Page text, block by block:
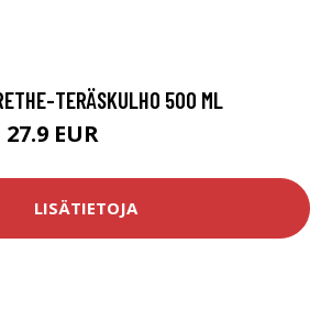
TERÄSKULHO 500 ML
27.9 EUR
LISÄTIETOJA